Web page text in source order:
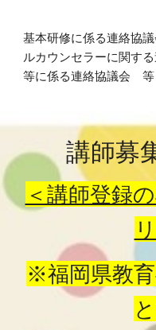
基本研修に係る連絡協
ルカウンセラーに関す
等に係る連絡協議会 等
講師募
＜講師登録
※福岡県教